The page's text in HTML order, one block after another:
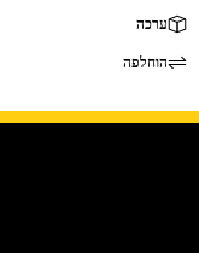
ערכה
הוחלפה